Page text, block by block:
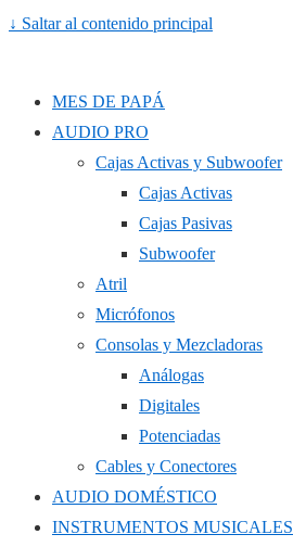
↓ Saltar al contenido principal
MES DE PAPÁ
AUDIO PRO
Cajas Activas y Subwoofer
Cajas Activas
Cajas Pasivas
Subwoofer
Atril
Micrófonos
Consolas y Mezcladoras
Análogas
Digitales
Potenciadas
Cables y Conectores
AUDIO DOMÉSTICO
INSTRUMENTOS MUSICALES